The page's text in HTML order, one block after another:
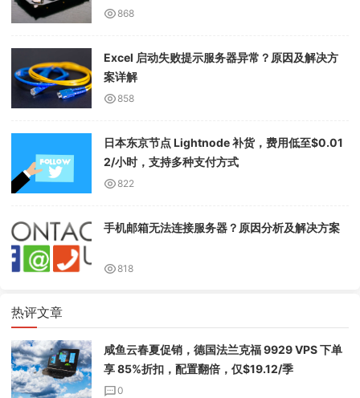
868
Excel 启动失败提示服务器异常？原因及解决方
案详解
858
日本东京节点 Lightnode 补货，费用低至$0.01
2/小时，支持多种支付方式
822
手机邮箱无法连接服务器？原因分析及解决方案
818
热评文章
咸鱼云春夏促销，德国法兰克福 9929 VPS 下单
享 85%折扣，配置翻倍，仅$19.12/季
0